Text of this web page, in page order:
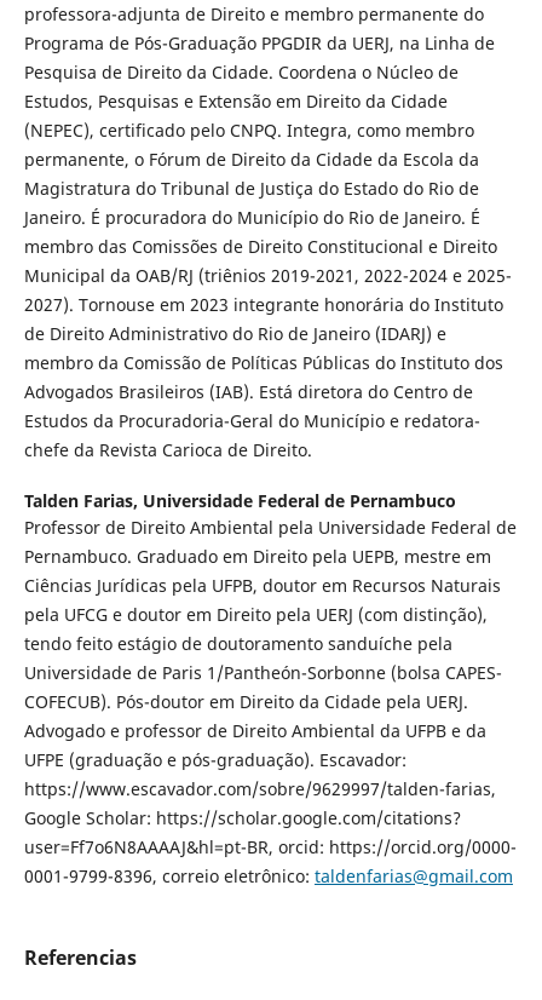
professora-adjunta de Direito e membro permanente do
Programa de Pós-Graduação PPGDIR da UERJ, na Linha de
Pesquisa de Direito da Cidade. Coordena o Núcleo de
Estudos, Pesquisas e Extensão em Direito da Cidade
(NEPEC), certificado pelo CNPQ. Integra, como membro
permanente, o Fórum de Direito da Cidade da Escola da
Magistratura do Tribunal de Justiça do Estado do Rio de
Janeiro. É procuradora do Município do Rio de Janeiro. É
membro das Comissões de Direito Constitucional e Direito
Municipal da OAB/RJ (triênios 2019-2021, 2022-2024 e 2025-
2027). Tornouse em 2023 integrante honorária do Instituto
de Direito Administrativo do Rio de Janeiro (IDARJ) e
membro da Comissão de Políticas Públicas do Instituto dos
Advogados Brasileiros (IAB). Está diretora do Centro de
Estudos da Procuradoria-Geral do Município e redatora-
chefe da Revista Carioca de Direito.
Talden Farias, Universidade Federal de Pernambuco
Professor de Direito Ambiental pela Universidade Federal de
Pernambuco. Graduado em Direito pela UEPB, mestre em
Ciências Jurídicas pela UFPB, doutor em Recursos Naturais
pela UFCG e doutor em Direito pela UERJ (com distinção),
tendo feito estágio de doutoramento sanduíche pela
Universidade de Paris 1/Pantheón-Sorbonne (bolsa CAPES-
COFECUB). Pós-doutor em Direito da Cidade pela UERJ.
Advogado e professor de Direito Ambiental da UFPB e da
UFPE (graduação e pós-graduação). Escavador:
https://www.escavador.com/sobre/9629997/talden-farias,
Google Scholar: https://scholar.google.com/citations?
user=Ff7o6N8AAAAJ&hl=pt-BR, orcid: https://orcid.org/0000-
0001-9799-8396, correio eletrônico: taldenfarias@gmail.com
Referencias